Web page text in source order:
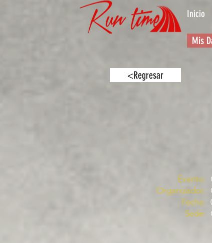
Inicio
Mis
<Regresar
Evento:
Organizador:
Fecha:
Sede: